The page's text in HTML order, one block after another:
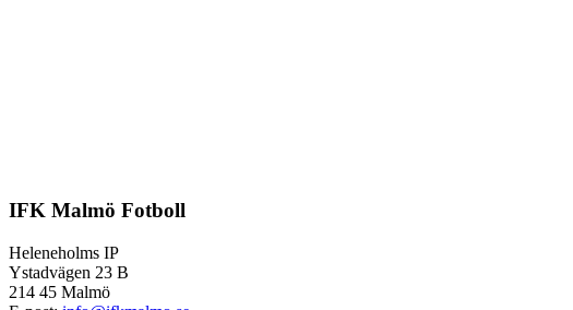
IFK Malmö Fotboll
Heleneholms IP
Ystadvägen 23 B
214 45 Malmö